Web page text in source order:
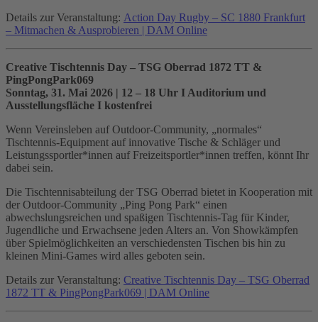
Details zur Veranstaltung: Action Day Rugby – SC 1880 Frankfurt
– Mitmachen & Ausprobieren | DAM Online
Creative Tischtennis Day – TSG Oberrad 1872 TT &
PingPongPark069
Sonntag, 31. Mai 2026 | 12 – 18 Uhr I Auditorium und
Ausstellungsfläche I kostenfrei
Wenn Vereinsleben auf Outdoor-Community, „normales“
Tischtennis-Equipment auf innovative Tische & Schläger und
Leistungssportler*innen auf Freizeitsportler*innen treffen, könnt Ihr
dabei sein.
Die Tischtennisabteilung der TSG Oberrad bietet in Kooperation mit
der Outdoor-Community „Ping Pong Park“ einen
abwechslungsreichen und spaßigen Tischtennis-Tag für Kinder,
Jugendliche und Erwachsene jeden Alters an. Von Showkämpfen
über Spielmöglichkeiten an verschiedensten Tischen bis hin zu
kleinen Mini-Games wird alles geboten sein.
Details zur Veranstaltung: Creative Tischtennis Day – TSG Oberrad
1872 TT & PingPongPark069 | DAM Online